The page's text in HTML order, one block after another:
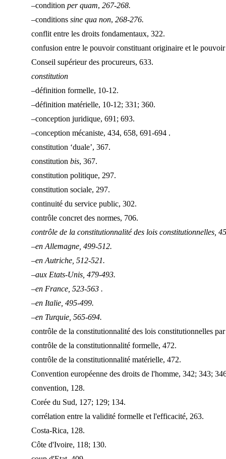
–condition per quam, 267-268.
–conditions sine qua non, 268-276.
conflit entre les droits fondamentaux, 322.
confusion entre le pouvoir constituant originaire et le
Conseil supérieur des procureurs, 633.
constitution
–définition formelle, 10-12.
–définition matérielle, 10-12; 331; 360.
–conception juridique, 691; 693.
–conception mécaniste, 434, 658, 691-694 .
constitution ‘duale’, 367.
constitution bis, 367.
constitution politique, 297.
constitution sociale, 297.
continuité du service public, 302.
contrôle concret des normes, 706.
contrôle de la constitutionnalité des lois constitutionnelles,
–en Allemagne, 499-512.
–en Autriche, 512-521.
–aux Etats-Unis, 479-493.
–en France, 523-563 .
–en Italie, 495-499.
–en Turquie, 565-694.
contrôle de la constitutionnalité des lois constitutionnelles
contrôle de la constitutionnalité formelle, 472.
contrôle de la constitutionnalité matérielle, 472.
Convention européenne des droits de l'homme, 342; 343;
convention, 128.
Corée du Sud, 127; 129; 134.
corrélation entre la validité formelle et l'efficacité, 263.
Costa-Rica, 128.
Côte d'Ivoire, 118; 130.